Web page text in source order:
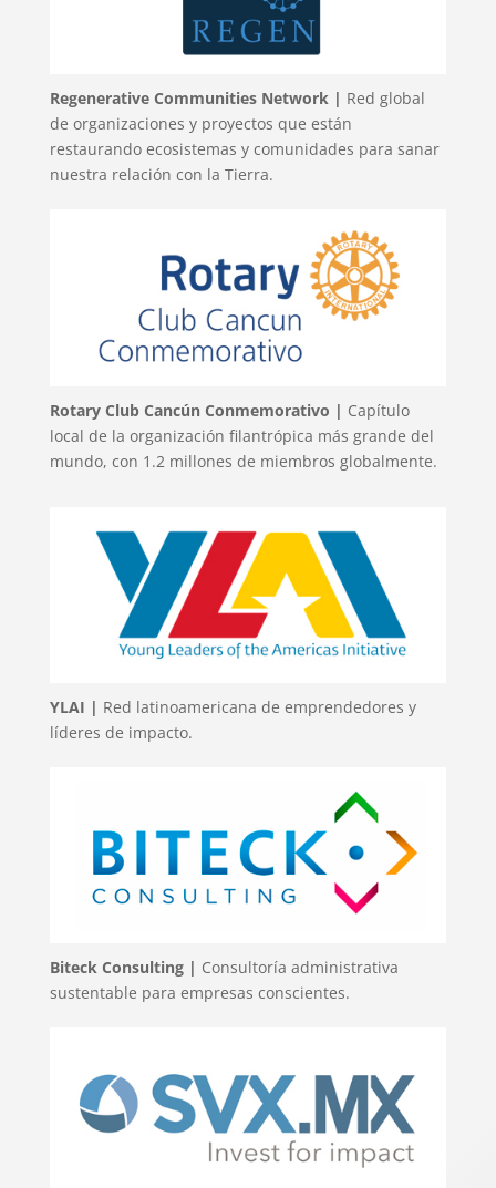
Regenerative Communities Network | Red global
de organizaciones y proyectos que están
restaurando ecosistemas y comunidades para sanar
nuestra relación con la Tierra.
Rotary Club Cancún Conmemorativo | Capítulo
local de la organización filantrópica más grande del
mundo, con 1.2 millones de miembros globalmente.
YLAI | Red latinoamericana de emprendedores y
líderes de impacto.
Biteck Consulting | Consultoría administrativa
sustentable para empresas conscientes.